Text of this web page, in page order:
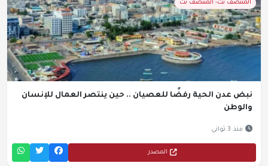
المنتصف نت- المنتصف نت
نبض عدن الحية رفضًا للعصيان .. حين ينتصر العمال للإنسان
والوطن
منذ 3 ثواني
المصدر